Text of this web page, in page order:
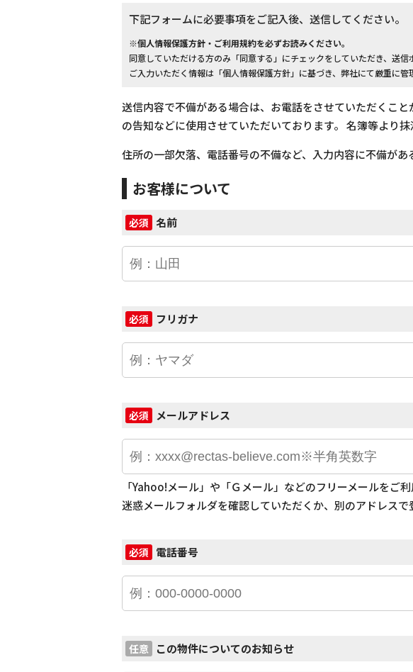
下記フォームに必要事項をご記入後、送信してください。
※個人情報保護方針・ご利用規約を必ずお読みください。
同意していただける方のみ「同意する」にチェックをしていただき、送信
ご入力いただく情報は「個人情報保護方針」に基づき、弊社にて厳重に管
送信内容で不備がある場合は、お電話をさせていただくこ
の告知などに使用させていただいております。 名簿等より
住所の一部欠落、電話番号の不備など、入力内容に不備が
お客様について
必須 名前
必須 フリガナ
必須 メールアドレス
「Yahoo!メール」や「Ｇメール」などのフリーメールをご
迷惑メールフォルダを確認していただくか、別のアドレスで
必須 電話番号
任意 この物件についてのお知らせ